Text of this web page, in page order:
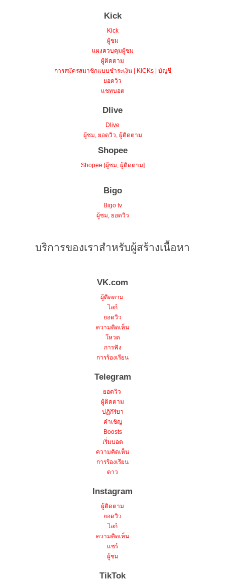
Kick
Kick
ผู้ชม
แผงควบคุมผู้ชม
ผู้ติดตาม
การสมัครสมาชิกแบบชำระเงิน | KICKs | บัญชี
ยอดวิว
แชทบอต
Dlive
Dlive
ผู้ชม, ยอดวิว, ผู้ติดตาม
Shopee
Shopee [ผู้ชม, ผู้ติดตาม]
Bigo
Bigo tv
ผู้ชม, ยอดวิว
บริการของเราสำหรับผู้สร้างเนื้อหา
VK.com
ผู้ติดตาม
ไลก์
ยอดวิว
ความคิดเห็น
โหวต
การฟัง
การร้องเรียน
Telegram
ยอดวิว
ผู้ติดตาม
ปฏิกิริยา
คำเชิญ
Boosts
เริ่มบอต
ความคิดเห็น
การร้องเรียน
ดาว
Instagram
ผู้ติดตาม
ยอดวิว
ไลก์
ความคิดเห็น
แชร์
ผู้ชม
TikTok